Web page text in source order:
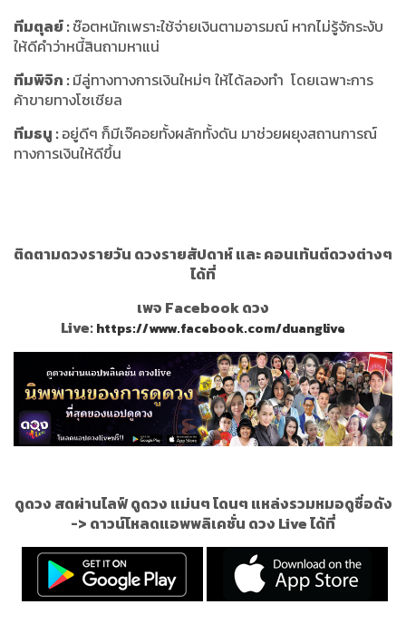
ทีมตุลย์:ช๊อตหนักเพราะใช้จ่ายเงินตามอารมณ์ หากไม่รู้จักระงับ
ให้ดีคำว่าหนี้สินถามหาแน่
ทีมพิจิก :มีลู่ทางทางการเงินใหม่ๆ ให้ได้ลองทำ โดยเฉพาะการ
ค้าขายทางโซเชียล
ทีมธนู :อยู่ดีๆ ก็มีเจ๊คอยทั้งผลักทั้งดัน มาช่วยผยุงสถานการณ์
ทางการเงินให้ดีขึ้น
ติดตามดวงรายวัน ดวงรายสัปดาห์ และ คอนเท้นต์ดวงต่างๆ
ได้ที่
เพจ Facebook ดวง
Live:https://www.facebook.com/duanglive
ดูดวง สดผ่านไลฟ์ ดูดวง แม่นๆ โดนๆ แหล่งรวมหมอดูชื่อดัง
-> ดาวน์โหลดแอพพลิเคชั่น ดวง Live ได้ที่